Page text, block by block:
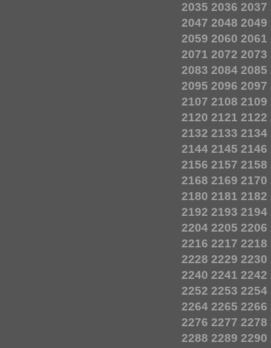
2035 2036 2037
2047 2048 2049
2059 2060 2061
2071 2072 2073
2083 2084 2085
2095 2096 2097
2107 2108 2109
2120 2121 2122
2132 2133 2134
2144 2145 2146
2156 2157 2158
2168 2169 2170
2180 2181 2182
2192 2193 2194
2204 2205 2206
2216 2217 2218
2228 2229 2230
2240 2241 2242
2252 2253 2254
2264 2265 2266
2276 2277 2278
2288 2289 2290